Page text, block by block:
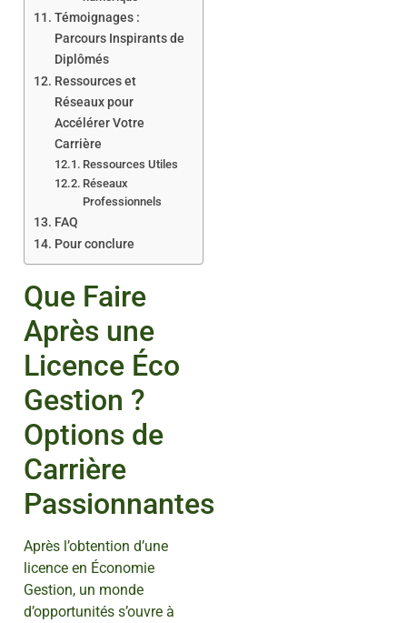
Témoignages :
Parcours Inspirants de
Diplômés
Ressources et
Réseaux pour
Accélérer Votre
Carrière
Ressources Utiles
Réseaux
Professionnels
FAQ
Pour conclure
Que Faire
Après une
Licence Éco
Gestion ?
Options de
Carrière
Passionnantes
Après l’obtention d’une
licence en Économie
Gestion, un monde
d’opportunités s’ouvre à